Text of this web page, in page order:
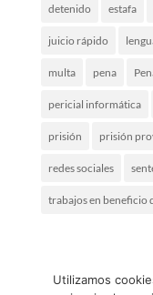
detenido estafa
juicio rápido
multa pena
pericial informática
prisión prisión
redes sociales
trabajos en beneficio
Utilizamos